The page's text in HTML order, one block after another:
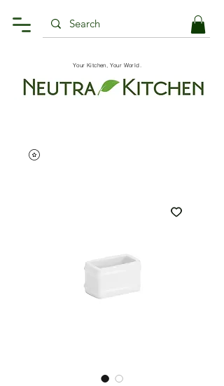
Your Kitchen, Your World.